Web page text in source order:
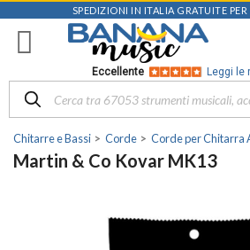
SPEDIZIONI IN ITALIA GRATUITE
Eccellente Leggi le
Chitarre e Bassi Corde Corde per Chitarra
Martin & Co Kovar MK13